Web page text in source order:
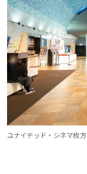
ユナイテッド・シネマ枚方